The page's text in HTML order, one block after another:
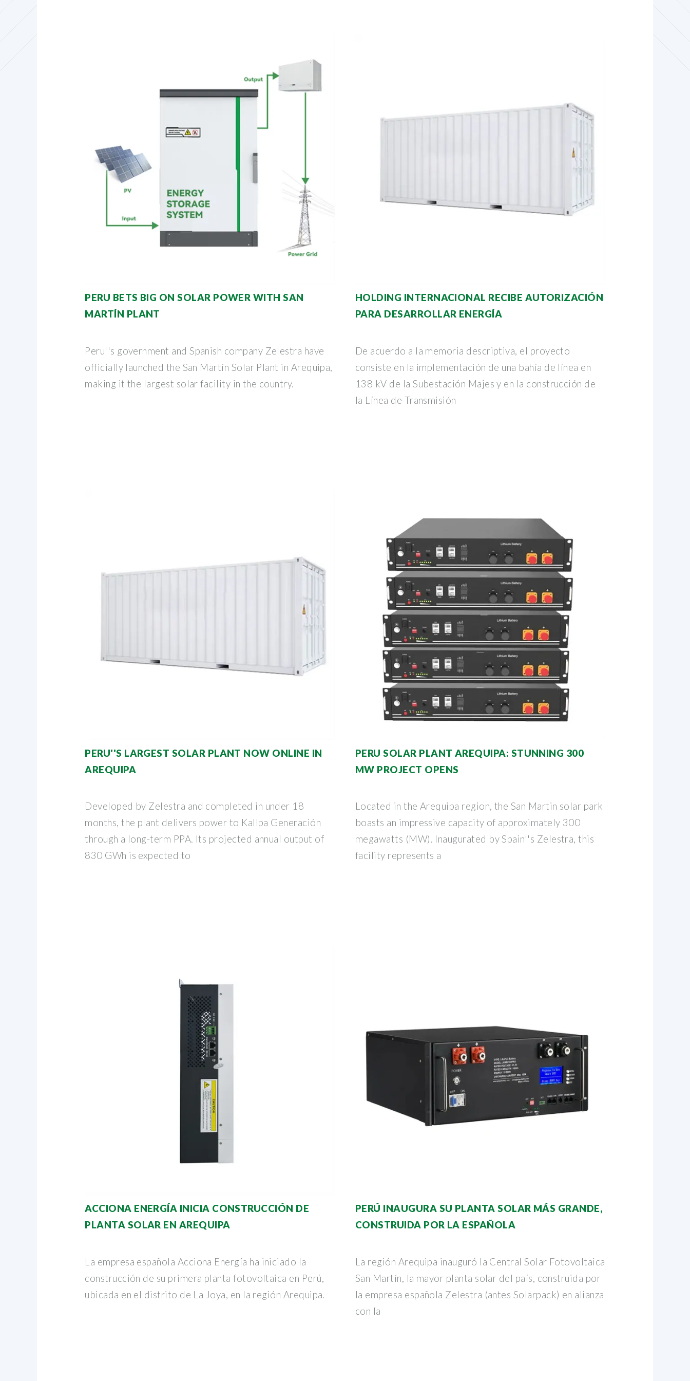
PERU BETS BIG ON SOLAR POWER WITH SAN
MARTÍN PLANT
Peru''s government and Spanish company Zelestra have
officially launched the San Martín Solar Plant in Arequipa,
making it the largest solar facility in the country.
HOLDING INTERNACIONAL RECIBE AUTORIZACIÓN
PARA DESARROLLAR ENERGÍA
De acuerdo a la memoria descriptiva, el proyecto
consiste en la implementación de una bahía de línea en
138 kV de la Subestación Majes y en la construcción de
la Línea de Transmisión
PERU''S LARGEST SOLAR PLANT NOW ONLINE IN
AREQUIPA
Developed by Zelestra and completed in under 18
months, the plant delivers power to Kallpa Generación
through a long-term PPA. Its projected annual output of
830 GWh is expected to
PERU SOLAR PLANT AREQUIPA: STUNNING 300
MW PROJECT OPENS
Located in the Arequipa region, the San Martin solar park
boasts an impressive capacity of approximately 300
megawatts (MW). Inaugurated by Spain''s Zelestra, this
facility represents a
ACCIONA ENERGÍA INICIA CONSTRUCCIÓN DE
PLANTA SOLAR EN AREQUIPA
La empresa española Acciona Energía ha iniciado la
construcción de su primera planta fotovoltaica en Perú,
ubicada en el distrito de La Joya, en la región Arequipa.
PERÚ INAUGURA SU PLANTA SOLAR MÁS GRANDE,
CONSTRUIDA POR LA ESPAÑOLA
La región Arequipa inauguró la Central Solar Fotovoltaica
San Martín, la mayor planta solar del país, construida por
la empresa española Zelestra (antes Solarpack) en alianza
con la